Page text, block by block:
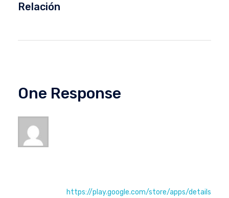
Relación
One Response
https://play.google.com/store/apps/details